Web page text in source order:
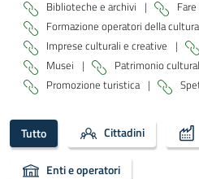
Biblioteche e archivi |
Formazione operatori della cultura
Imprese culturali e creative |
Musei | Patrimonio
Promozione turistica |
Tutto Cittadini
Enti e operatori